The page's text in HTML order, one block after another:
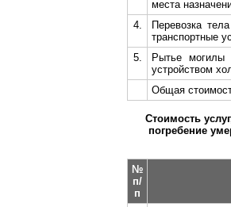
места
4.
Перевозка
транспортные
5.
Рытье могилы
устройством
Общая
Стоимость
погребение
№
п/
п